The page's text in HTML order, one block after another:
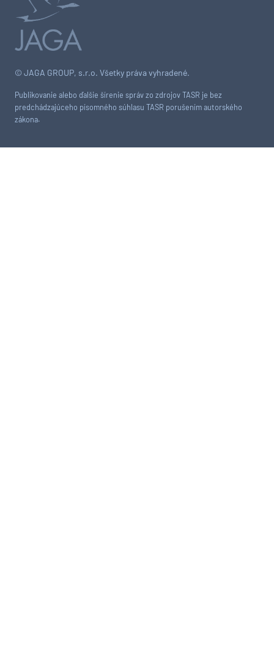
© JAGA GROUP, s.r.o. Všetky práva vyhradené.
Publikovanie alebo ďalšie šírenie správ zo zdrojov TASR je bez
predchádzajúceho písomného súhlasu TASR porušením autorského
zákona.